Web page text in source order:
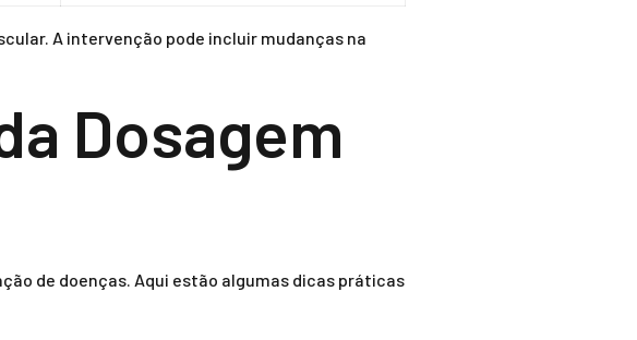
A intervenção pode incluir mudanças na
Dosagem
de doenças. Aqui estão algumas dicas práticas